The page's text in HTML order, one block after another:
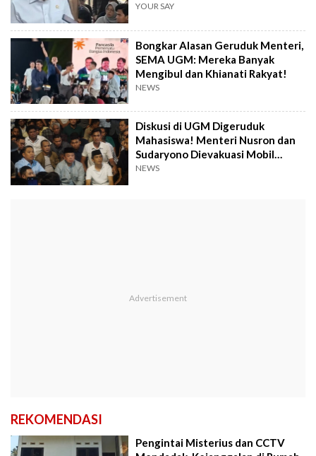
YOUR SAY
Bongkar Alasan Geruduk Menteri,
SEMA UGM: Mereka Banyak
Mengibul dan Khianati Rakyat!
NEWS
Diskusi di UGM Digeruduk
Mahasiswa! Menteri Nusron dan
Sudaryono Dievakuasi Mobil
Patroli
NEWS
REKOMENDASI
Pengintai Misterius dan CCTV